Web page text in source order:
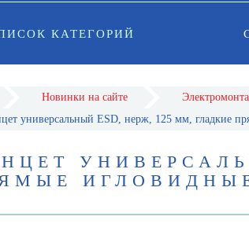
КАТЕГОРИЙ
Новинки на сайте
универсальный ESD, нерж, 125 мм, гладкие
ИГЛОВИДНЫЕ